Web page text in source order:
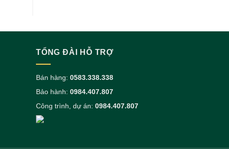
TỔNG ĐÀI HỖ TRỢ
Bán hàng: 0583.338.338
Bảo hành: 0984.407.807
Công trình, dự án: 0984.407.807